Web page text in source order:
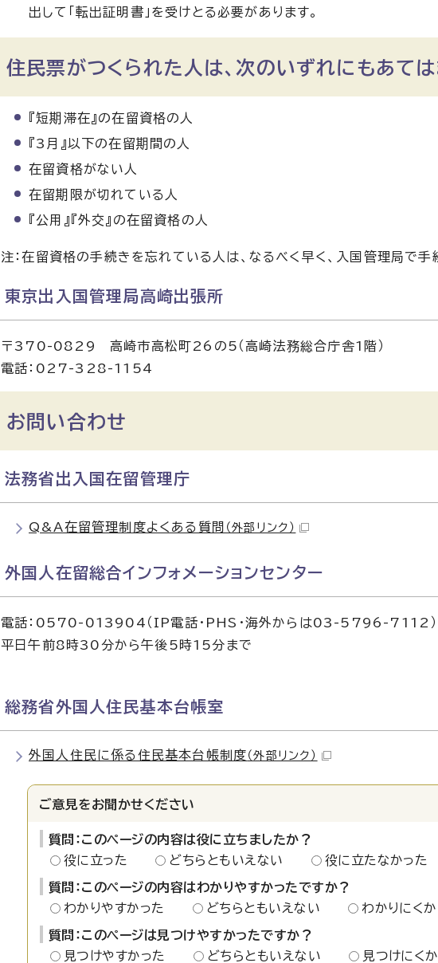
出して「転出証明書」を受けとる必要があります。
住民票がつくられた人は、次のいずれにもあて
『短期滞在』の在留資格の人
『3月』以下の在留期間の人
在留資格がない人
在留期限が切れている人
『公用』『外交』の在留資格の人
注：在留資格の手続きを忘れている人は、なるべく早く、入国管理局で手
東京出入国管理局高崎出張所
〒370-0829 高崎市高松町26の5（高崎法務総合庁舎1階）
電話：027-328-1154
お問い合わせ
法務省出入国在留管理庁
Q&A在留管理制度よくある質問 （外部リンク）
外国人在留総合インフォメーションセンター
電話：0570-013904（IP電話・PHS・海外からは03-5796-7112）
平日午前8時30分から午後5時15分まで
総務省外国人住民基本台帳室
外国人住民に係る住民基本台帳制度 （外部リンク）
ご意見をお聞かせください
質問：このページの内容は役に立ちましたか？
役に立った
どちらともいえない 役に立たなかった
質問：このページの内容はわかりやすかったですか？
わかりやすかった
どちらともいえない わかりにく
質問：このページは見つけやすかったですか？
見つけやすかった
どちらともいえない 見つけにく